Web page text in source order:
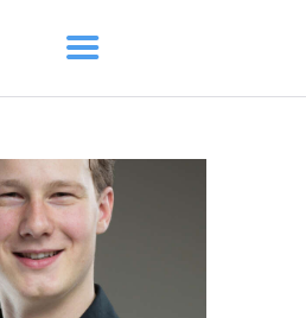
ES